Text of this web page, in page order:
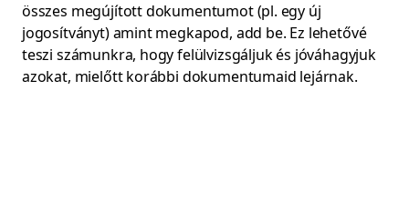
összes megújított dokumentumot (pl. egy új
jogosítványt) amint megkapod, add be. Ez lehetővé
teszi számunkra, hogy felülvizsgáljuk és jóváhagyjuk
azokat, mielőtt korábbi dokumentumaid lejárnak.